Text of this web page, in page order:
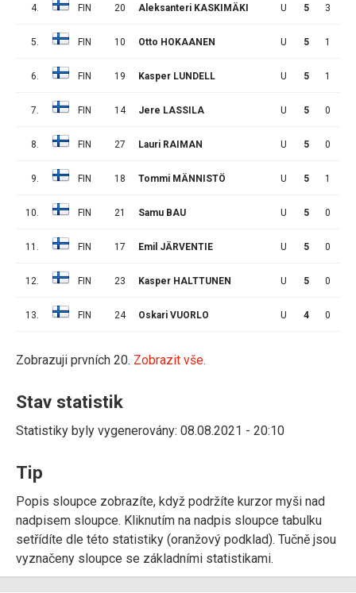
4. FIN 20 Aleksanteri KASKIMÄKI U 5 3
5. FIN 10 Otto HOKAANEN U 5 1
6. FIN 19 Kasper LUNDELL U 5 1
7. FIN 14 Jere LASSILA U 5 0
8. FIN 27 Lauri RAIMAN U 5 0
9. FIN 18 Tommi MÄNNISTÖ U 5 1
10. FIN 21 Samu BAU U 5 0
11. FIN 17 Emil JÄRVENTIE U 5 0
12. FIN 23 Kasper HALTTUNEN U 5 0
13. FIN 24 Oskari VUORLO U 4 0
Zobrazuji prvních 20. Zobrazit vše.
Stav statistik
Statistiky byly vygenerovány: 08.08.2021 - 20:10
Tip
Popis sloupce zobrazíte, když podržíte kurzor myši nad
nadpisem sloupce. Kliknutím na nadpis sloupce tabulku
setřídíte dle této statistiky (oranžový podklad). Tučně jsou
vyznačeny sloupce se základními statistikami.